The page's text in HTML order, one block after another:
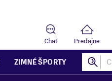
Chat Predajne
ZIMNÉ ŠPORTY